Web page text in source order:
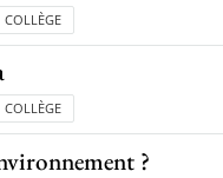
COLLÈGE
COLLÈGE
?